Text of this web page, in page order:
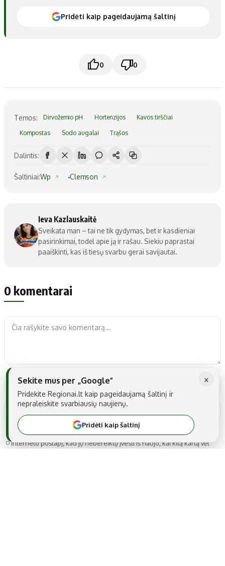
Pridėti kaip pageidaujamą šaltinį
0 0
Temos: Dirvožemio pH Hortenzijos Kavos tirščiai
Kompostas Sodo augalai Trąšos
Dalintis:
Šaltiniai:Wp Clemson
Ieva Kazlauskaitė
Sveikata man – tai ne tik gydymas, bet ir kasdieniai
pasirinkimai, todėl apie ją ir rašau. Siekiu paprastai
paaiškinti, kas iš tiesų svarbu gerai savijautai.
0 komentarai
Noriu savo interneto naršyklėje išsaugoti vardą, el. pašto adresą ir
interneto puslapį, kad jų nebereiktų įvesti iš naujo, kai kitą kartą vėl
×
Sekite mus per „Google“
Pridėkite Regionai.lt kaip pageidaujamą šaltinį ir
nepraleiskite svarbiausių naujienų.
Pridėti kaip šaltinį